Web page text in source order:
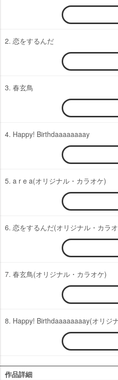
2. 恋をするんだ
3. 春玄鳥
4. Happy! Birthdaaaaaaaay
5. a r e a(オリジナル・カラオケ)
6. 恋をするんだ(オリジナル・カラ
7. 春玄鳥(オリジナル・カラオケ)
8. Happy! Birthdaaaaaaaay(オリジ
作品詳細